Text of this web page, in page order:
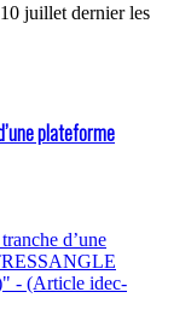
juillet dernier les
plateforme